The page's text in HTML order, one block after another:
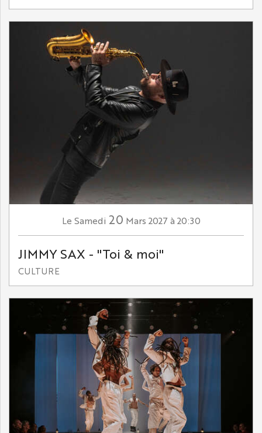
Le Samedi 20 Mars 2027 à 20:30
JIMMY SAX - "Toi & moi"
CULTURE